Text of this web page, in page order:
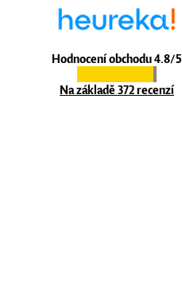
Hodnocení obchodu 4.8/5
Na základě 372 recenzí